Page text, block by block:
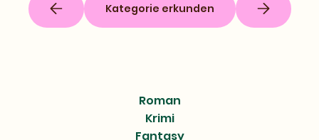
Kategorie erkunden
Roman
Krimi
Fantasy